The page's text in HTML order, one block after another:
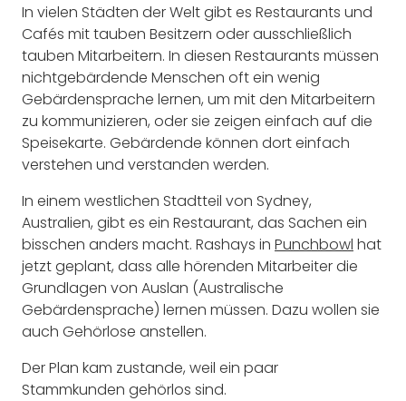
In vielen Städten der Welt gibt es Restaurants und
Cafés mit tauben Besitzern oder ausschließlich
tauben Mitarbeitern. In diesen Restaurants müssen
nichtgebärdende Menschen oft ein wenig
Gebärdensprache lernen, um mit den Mitarbeitern
zu kommunizieren, oder sie zeigen einfach auf die
Speisekarte. Gebärdende können dort einfach
verstehen und verstanden werden.
In einem westlichen Stadtteil von Sydney,
Australien, gibt es ein Restaurant, das Sachen ein
bisschen anders macht. Rashays in Punchbowl hat
jetzt geplant, dass alle hörenden Mitarbeiter die
Grundlagen von Auslan (Australische
Gebärdensprache) lernen müssen. Dazu wollen sie
auch Gehörlose anstellen.
Der Plan kam zustande, weil ein paar
Stammkunden gehörlos sind.